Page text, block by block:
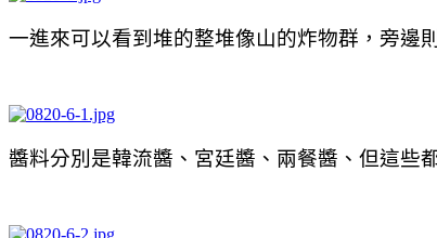
一進來可以看到堆的整堆像山的炸物群，旁邊
醬料分別是韓流醬、宮廷醬、兩餐醬、但這些